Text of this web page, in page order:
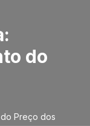
do
Preço dos